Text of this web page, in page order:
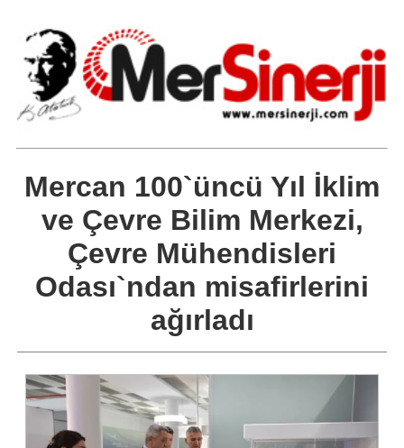
Mercan 100`üncü Yıl İklim
ve Çevre Bilim Merkezi,
Çevre Mühendisleri
Odası`ndan misafirlerini
ağırladı